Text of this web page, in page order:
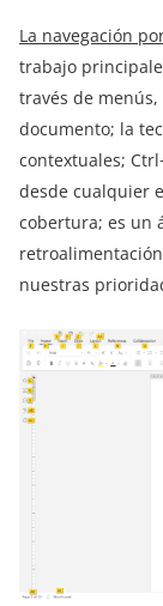
La navegación
trabajo
través de
documento; la
contextuales;
desde cualquier
cobertura; es un
nuestras